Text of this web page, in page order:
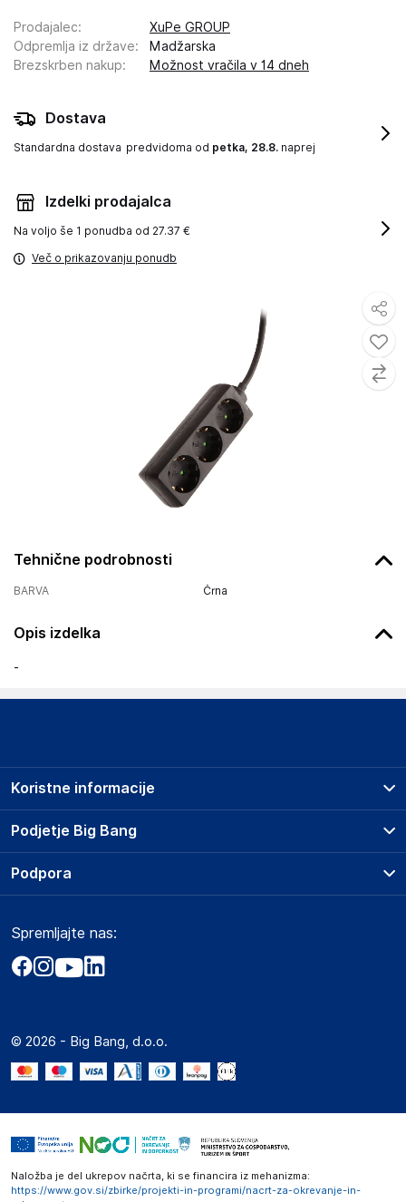
Tehnične podrobnosti
BARVA Črna
Opis izdelka
-
Prodajalec:
XuPe GROUP
Odpremlja iz države:
Madžarska
Brezskrben nakup: Možnost vračila v 14 dneh
Dostava
Standardna dostava predvidoma od petka, 28.8. naprej
Izdelki prodajalca
Na voljo še 1 ponudba od 27.37 €
Več o prikazovanju ponudb
Podjetje Big Bang
O podjetju
Obvestila za javnost
Akt o digitalnih storitvah
Marketplace za partnerje
Novosti
Koristne informacije
Prodajna mesta
Storitve
Dostava, vnos in odvoz
Zavarovanje izdelkov
Podpora
Marketplace
Kako oddati naročilo?
Spremljajte nas:
© 2026 - Big Bang, d.o.o.
Naložba je del ukrepov načrta, ki se financira iz mehanizma:
https://www.gov.si/zbirke/projekti-in-programi/nacrt-za-okrevanje-in-